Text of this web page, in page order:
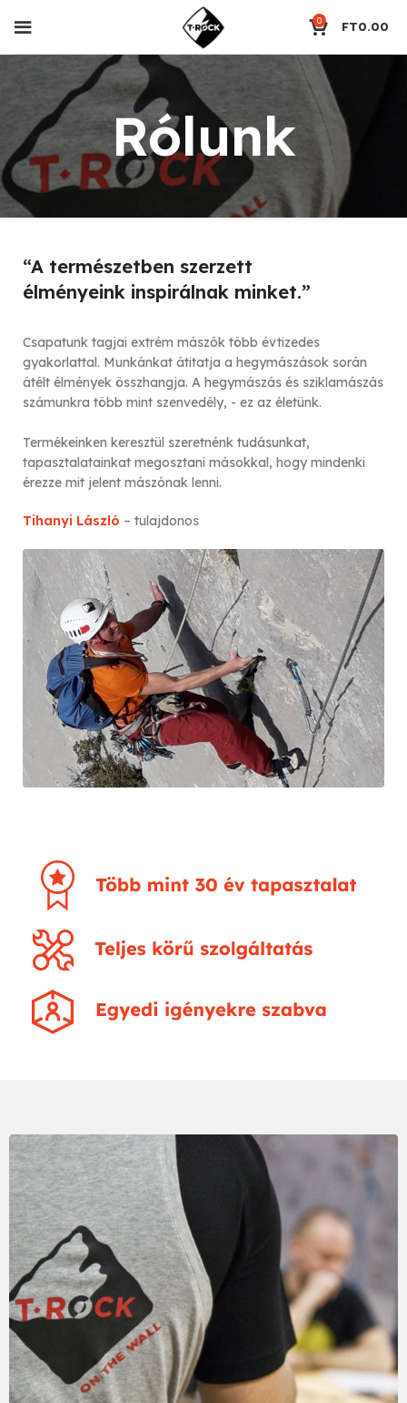
0 FT0.00
Rólunk
“A természetben szerzett
élményeink inspirálnak minket.”
Csapatunk tagjai extrém mászók több évtizedes
gyakorlattal. Munkánkat átitatja a hegymászások során
átélt élmények összhangja. A hegymászás és sziklamászás
számunkra több mint szenvedély, - ez az életünk.
Termékeinken keresztül szeretnénk tudásunkat,
tapasztalatainkat megosztani másokkal, hogy mindenki
érezze mit jelent mászónak lenni.
Tihanyi László – tulajdonos